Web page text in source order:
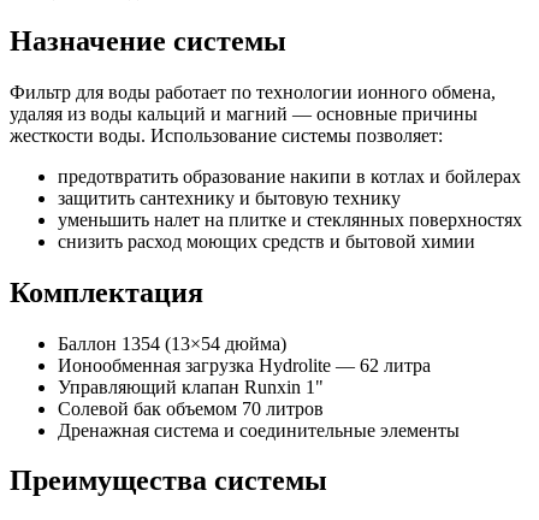
Назначение системы
Фильтр для воды работает по технологии ионного обмена,
удаляя из воды кальций и магний — основные причины
жесткости воды. Использование системы позволяет:
предотвратить образование накипи в котлах и бойлерах
защитить сантехнику и бытовую технику
уменьшить налет на плитке и стеклянных поверхностях
снизить расход моющих средств и бытовой химии
Комплектация
Баллон 1354 (13×54 дюйма)
Ионообменная загрузка Hydrolite — 62 литра
Управляющий клапан Runxin 1"
Солевой бак объемом 70 литров
Дренажная система и соединительные элементы
Преимущества системы